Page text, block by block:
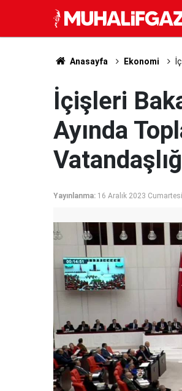
Anasayfa Ekonomi
İçişleri
Ayında
Yayınlanma: 16 Aralık 2023